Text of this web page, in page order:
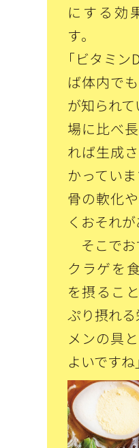
にする効
す。
「ビタミ
ば体内で
が知られて
場に比べ
れば生成
かっていま
骨の軟化
くおそれが
そこでお
クラゲを
を摂るこ
ぷり摂れる
メンの具
よいですね